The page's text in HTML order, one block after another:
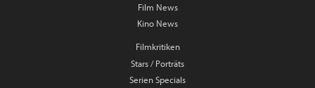
Film News
Kino News
Filmkritiken
Stars / Porträts
Serien Specials